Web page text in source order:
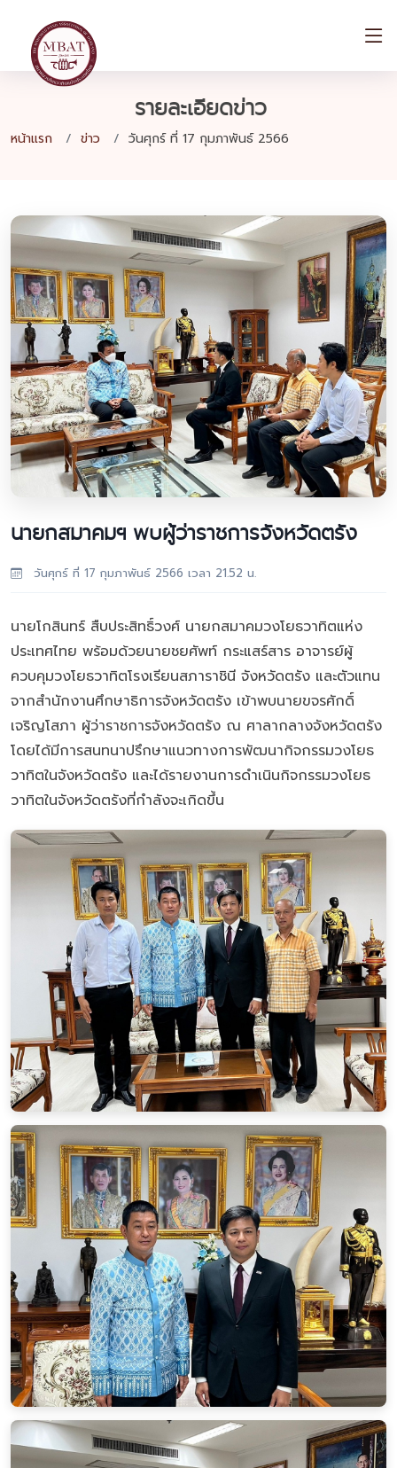
รายละเอียดข่าว
หน้าแรก ข่าว วันศุกร์ ที่ 17 กุมภาพันธ์ 2566
นายกสมาคมฯ พบผู้ว่าราชการจังหวัดตรัง
วันศุกร์ ที่ 17 กุมภาพันธ์ 2566 เวลา 21.52 น.
นายโกสินทร์ สืบประสิทธิ์วงศ์ นายกสมาคมวงโยธวาทิตแห่ง
ประเทศไทย พร้อมด้วยนายชยศัพท์ กระแสร์สาร อาจารย์ผู้
ควบคุมวงโยธวาทิตโรงเรียนสภาราชินี จังหวัดตรัง และตัวแทน
จากสำนักงานศึกษาธิการจังหวัดตรัง เข้าพบนายขจรศักดิ์
เจริญโสภา ผู้ว่าราชการจังหวัดตรัง ณ ศาลากลางจังหวัดตรัง
โดยได้มีการสนทนาปรึกษาแนวทางการพัฒนากิจกรรมวงโยธ
วาทิตในจังหวัดตรัง และได้รายงานการดำเนินกิจกรรมวงโยธ
วาทิตในจังหวัดตรังที่กำลังจะเกิดขึ้น